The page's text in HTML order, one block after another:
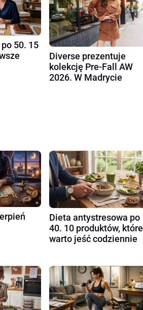
50. 15
Diverse prezentuje
kolekcję Pre-Fall AW
2026. W Madrycie
Dieta antystresowa po
40. 10 produktów, które
warto jeść codziennie